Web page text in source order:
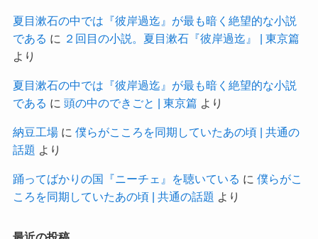
夏目漱石の中では『彼岸過迄』が最も暗く絶望的な小説
である に ２回目の小説。夏目漱石『彼岸過迄』 | 東京篇
より
夏目漱石の中では『彼岸過迄』が最も暗く絶望的な小説
である に 頭の中のできごと | 東京篇 より
納豆工場に 僕らがこころを同期していたあの頃 | 共通の
話題 より
踊ってばかりの国『ニーチェ』を聴いている に 僕らがこ
ころを同期していたあの頃 | 共通の話題 より